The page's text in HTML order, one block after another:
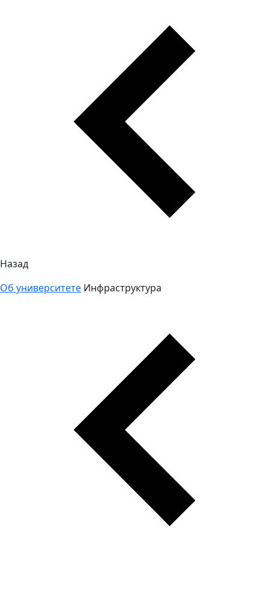
Назад
Об университете Инфраструктура